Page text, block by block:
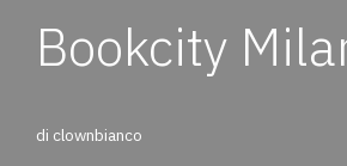
Bookcity
di clownbianco